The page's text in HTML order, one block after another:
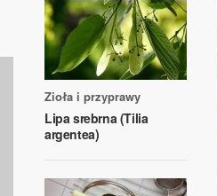
Zioła i przyprawy
Lipa srebrna (Tilia
argentea)